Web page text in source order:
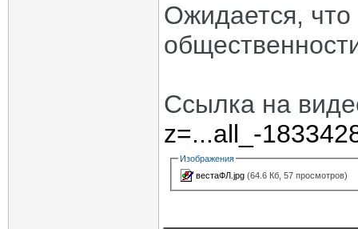
Ожидается, что
Ссылка на
z=...all_-
Изображения
вестаФЛ.jpg (64.6 Кб, 57 просмотров)